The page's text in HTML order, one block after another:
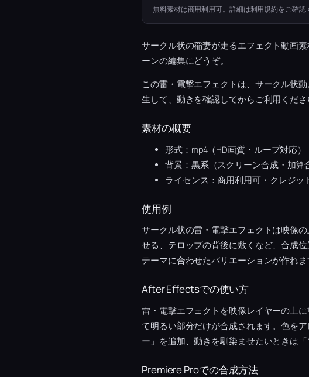
無料素材は商用利用可。詳細は利用規約をご確認
サークル状の稲妻が走るエフェクト動画
ーンの編集にどうぞ。
この雷・電撃エフェクトは、サークル状
生して、動きを確認してからご利用くださ
素材の概要
形式：mp4（HD画質・ループ対応）
背景：黒系（スクリーン合成・加算
ライセンス：商用利用可・クレジッ
使用例
サークル状の雷・電撃エフェクトは映像
せる、テロップの背後に敷くなど、合成
テーマに合わせたバリエーションが作れま
After Effectsでの使い方
雷・電撃エフェクトを映像レイヤーの上に
て明るい部分だけが合成されます。色を
ー」を追加、動きを馴染ませたいときは
Premiere Proでの合成方法